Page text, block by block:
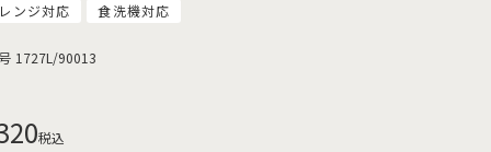
ンジ対応 食洗機対応
1727L/90013
税込